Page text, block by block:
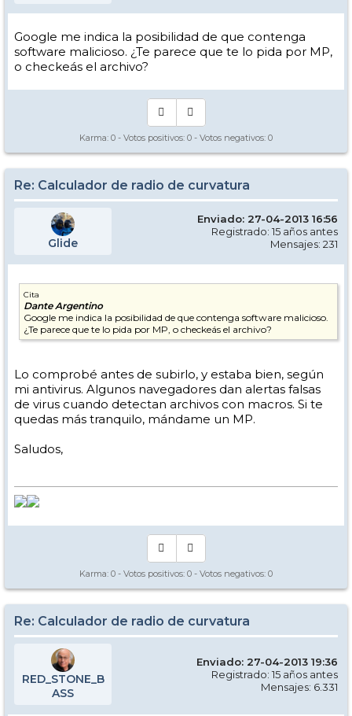
Google me indica la posibilidad de que contenga
software malicioso. ¿Te parece que te lo pida por MP,
o checkeás el archivo?
Karma: 0 - Votos positivos: 0 - Votos negativos: 0
Re: Calculador de radio de curvatura
Glide
Enviado: 27-04-2013 16:56
Registrado: 15 años antes
Mensajes: 231
Cita
Dante Argentino
Google me indica la posibilidad de que contenga software malicioso.
¿Te parece que te lo pida por MP, o checkeás el archivo?
Lo comprobé antes de subirlo, y estaba bien, según
mi antivirus. Algunos navegadores dan alertas falsas
de virus cuando detectan archivos con macros. Si te
quedas más tranquilo, mándame un MP.
Saludos,
Karma: 0 - Votos positivos: 0 - Votos negativos: 0
Re: Calculador de radio de curvatura
RED_STONE_B
ASS
Enviado: 27-04-2013 19:36
Registrado: 15 años antes
Mensajes: 6.331